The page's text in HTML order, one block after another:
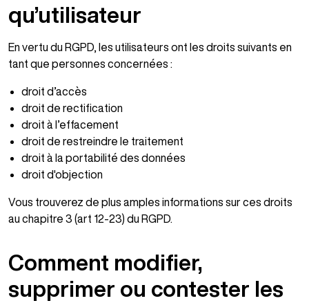
qu’utilisateur
En vertu du RGPD, les utilisateurs ont les droits suivants en
tant que personnes concernées :
droit d’accès
droit de rectification
droit à l’effacement
droit de restreindre le traitement
droit à la portabilité des données
droit d'objection
Vous trouverez de plus amples informations sur ces droits
au chapitre 3 (art 12-23) du RGPD.
Comment modifier,
supprimer ou contester les